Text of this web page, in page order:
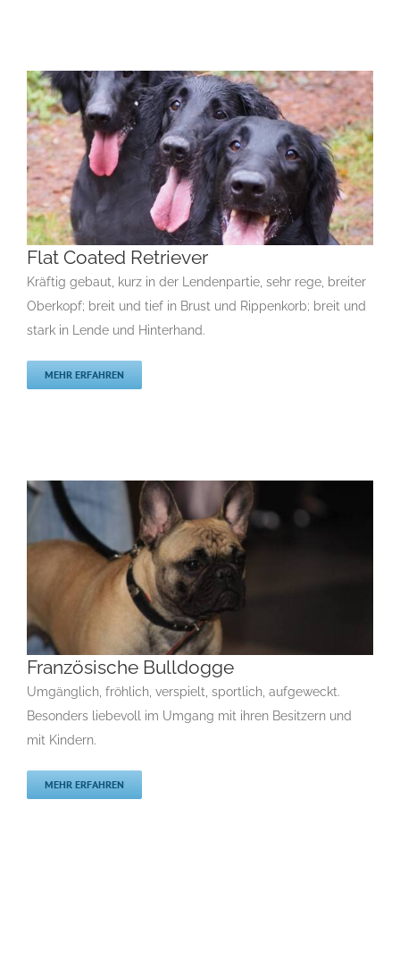
F Rassehunde von A bis Z
Flat Coated Retriever
Kräftig gebaut, kurz in der Lendenpartie, sehr rege, breiter
Oberkopf; breit und tief in Brust und Rippenkorb; breit und
stark in Lende und Hinterhand.
MEHR ERFAHREN
B F Gruppe 9 Gruppe 9-Sektion 11
Französische Bulldogge
Umgänglich, fröhlich, verspielt, sportlich, aufgeweckt.
Besonders liebevoll im Umgang mit ihren Besitzern und
mit Kindern.
MEHR ERFAHREN